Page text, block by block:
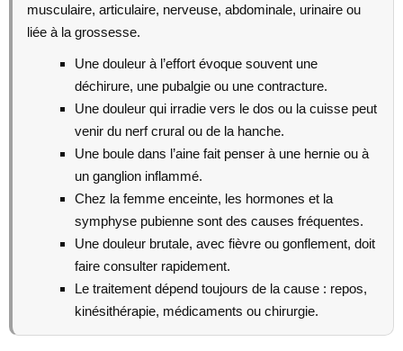
musculaire, articulaire, nerveuse, abdominale, urinaire ou
liée à la grossesse.
Une douleur à l’effort évoque souvent une
déchirure, une pubalgie ou une contracture.
Une douleur qui irradie vers le dos ou la cuisse peut
venir du nerf crural ou de la hanche.
Une boule dans l’aine fait penser à une hernie ou à
un ganglion inflammé.
Chez la femme enceinte, les hormones et la
symphyse pubienne sont des causes fréquentes.
Une douleur brutale, avec fièvre ou gonflement, doit
faire consulter rapidement.
Le traitement dépend toujours de la cause : repos,
kinésithérapie, médicaments ou chirurgie.